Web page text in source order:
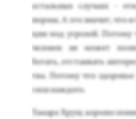
ос­таль­ных слу­ча­ях -
нор­мы. А это зна­чит, что
ции под уг­ро­зой. По­тому
че­ловек не мо­жет
ботать, от­ста­ивать
тва. По­тому что
си­ла каж­до­го.
Та­мара Хрущ хо­рошо